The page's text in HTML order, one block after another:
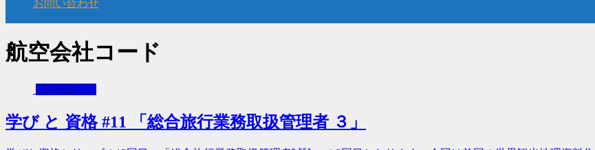
お問い合わせ
航空会社コード
学び と 資格
学び と 資格 #11 「総合旅行業務取扱管理者 ３」